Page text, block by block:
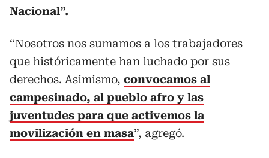
Nacional”.
“Nosotros nos sumamos a los trabajadores
que históricamente han luchado por sus
derechos. Asimismo, convocamos al
campesinado, al pueblo afro y las
juventudes para que activemos la
movilización en masa”, agregó.